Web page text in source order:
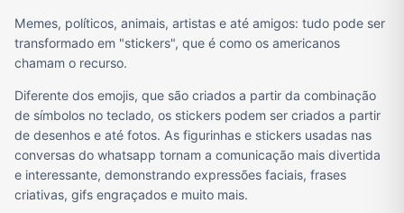
Memes, políticos, animais, artistas e até amigos: tudo pode ser
transformado em "stickers", que é como os americanos
chamam o recurso.
Diferente dos emojis, que são criados a partir da combinação
de símbolos no teclado, os stickers podem ser criados a partir
de desenhos e até fotos. As figurinhas e stickers usadas nas
conversas do whatsapp tornam a comunicação mais divertida
e interessante, demonstrando expressões faciais, frases
criativas, gifs engraçados e muito mais.